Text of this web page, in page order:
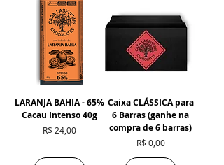
LARANJA BAHIA - 65%
Cacau Intenso 40g
Preço
R$ 24,00
Caixa CLÁSSICA para
6 Barras (ganhe na
compra de 6 barras)
Preço
R$ 0,00